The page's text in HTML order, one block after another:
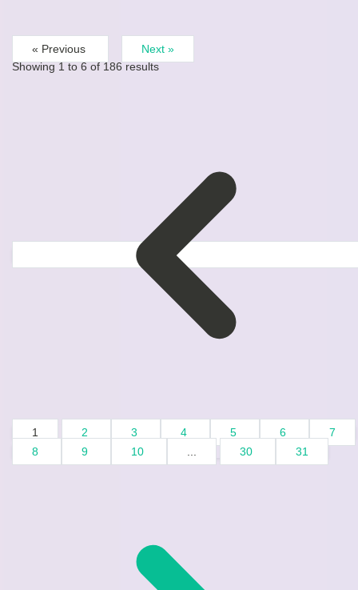
« Previous
Next »
Showing 1 to 6 of 186 results
1 2 3 4 5 6
7
8
9 10 30 31